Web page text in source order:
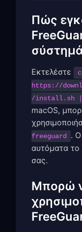
Πώς
Εκτελέστε
https://
/install.sh |
macOS,
freeguard
. Ο
αυτόματα το
σας.
Μπορώ